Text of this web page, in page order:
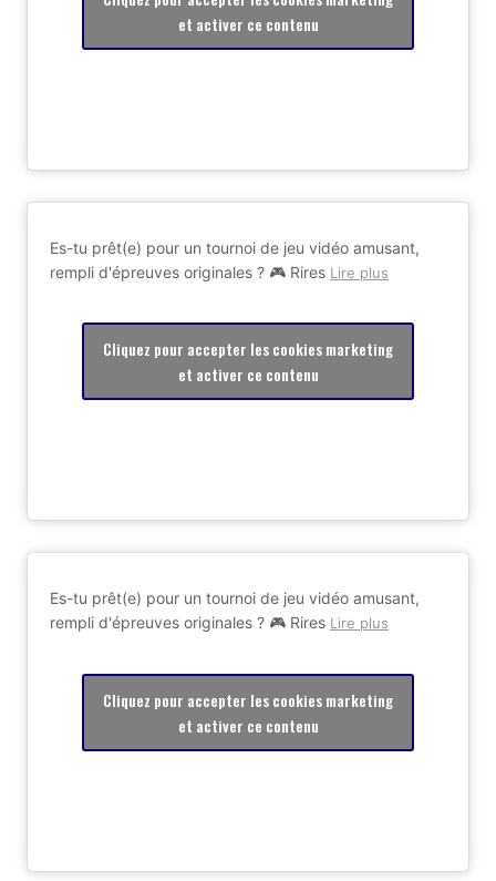
et activer ce contenu
Es-tu prêt(e) pour un tournoi de jeu vidéo amusant,
rempli d'épreuves originales ? 🎮 Rires Lire plus
Cliquez pour accepter les cookies marketing
et activer ce contenu
Es-tu prêt(e) pour un tournoi de jeu vidéo amusant,
rempli d'épreuves originales ? 🎮 Rires Lire plus
Cliquez pour accepter les cookies marketing
et activer ce contenu